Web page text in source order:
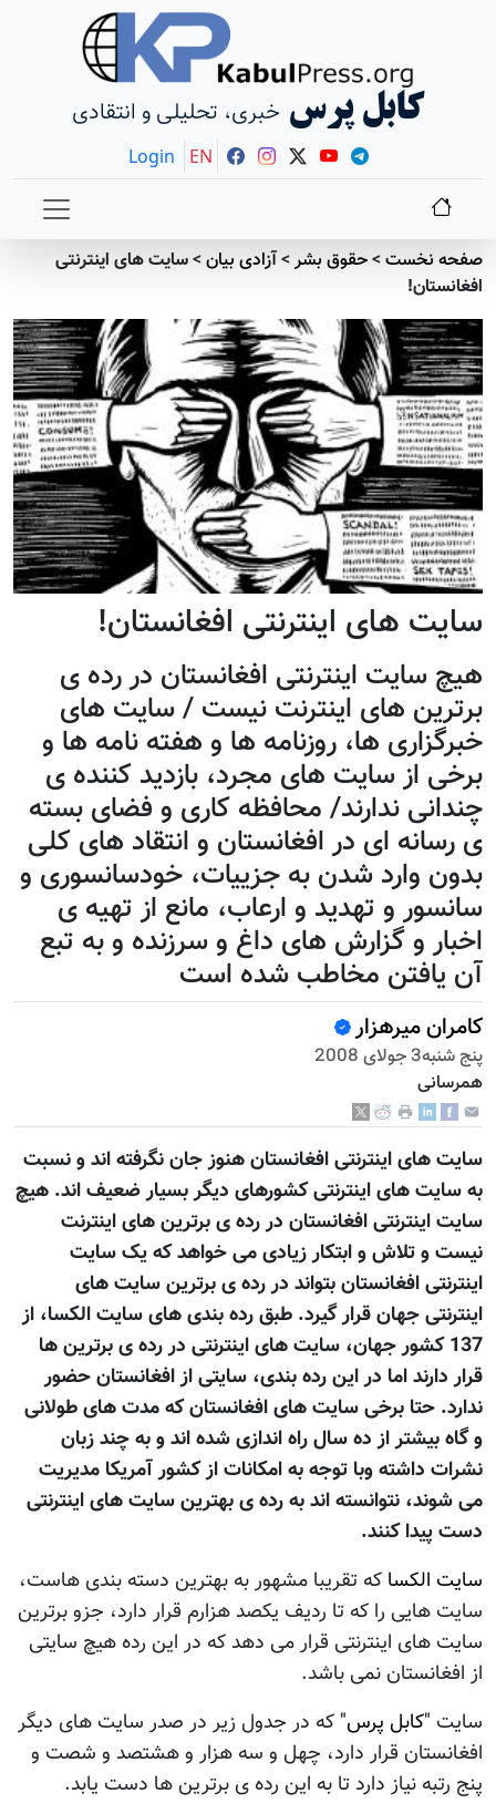
کابل پرس خبری، تحلیلی و انتقادی
Login EN
صفحه نخست>حقوق بشر>آزادی بيان>سایت های اينترنتی
افغانستان!
سایت های اينترنتی افغانستان!
هيچ سايت اينترنتی افغانستان در رده ی
برترين های اينترنت نيست / سايت های
خبرگزاری ها، روزنامه ها و هفته نامه ها و
برخی از سايت های مجرد، بازديد کننده ی
چندانی ندارند/ محافظه کاری و فضای بسته
ی رسانه ای در افغانستان و انتقاد های کلی
بدون وارد شدن به جزييات، خودسانسوری و
سانسور و تهديد و ارعاب، مانع از تهيه ی
اخبار و گزارش های داغ و سرزنده و به تبع
آن يافتن مخاطب شده است
کامران میرهزار
پنج شنبه3 جولای 2008
همرسانی
سايت های اينترنتی افغانستان هنوز جان نگرفته اند و نسبت
به سايت های اينترنتی کشورهای ديگر بسيار ضعيف اند. هيچ
سايت اينترنتی افغانستان در رده ی برترين های اينترنت
نيست و تلاش و ابتکار زيادی می خواهد که يک سايت
اينترنتی افغانستان بتواند در رده ی برترين سايت های
اينترنتی جهان قرار گیرد. طبق رده بندی های سايت الکسا، از
137 کشور جهان، سايت های اينترنتی در رده ی برترين ها
قرار دارند اما در اين رده بندی، سایتی از افغانستان حضور
ندارد. حتا برخی سايت های افغانستان که مدت های طولانی
و گاه بيشتر از ده سال راه اندازی شده اند و به چند زبان
نشرات داشته وبا توجه به امکانات از کشور آمريکا مديريت
می شوند، نتوانسته اند به رده ی بهترين سايت های اينترنتی
دست پيدا کنند.
سايت الکسا که تقريبا مشهور به بهترين دسته بندی هاست،
سايت هایی را که تا رديف يکصد هزارم قرار دارد، جزو برترين
سايت های اينترنتی قرار می دهد که در اين رده هيچ سايتی
از افغانستان نمی باشد.
سايت "کابل پرس" که در جدول زير در صدر سايت های ديگر
افغانستان قرار دارد، چهل و سه هزار و هشتصد و شصت و
پنج رتبه نياز دارد تا به اين رده ی برترین ها دست يابد.